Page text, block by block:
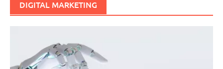
DIGITAL MARKETING